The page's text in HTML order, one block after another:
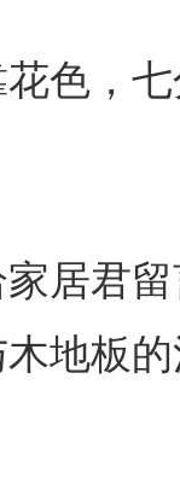
色，
居君
地板